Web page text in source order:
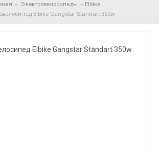
Электровелосипеды
Elbike
Elbike Gangstar Standart 350w